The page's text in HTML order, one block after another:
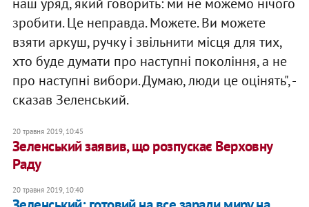
наш уряд, який говорить: ми не можемо нічого
зробити. Це неправда. Можете. Ви можете
взяти аркуш, ручку і звільнити місця для тих,
хто буде думати про наступні покоління, а не
про наступні вибори. Думаю, люди це оцінять", -
сказав Зеленський.
20 травня 2019, 10:45
Зеленський заявив, що розпускає Верховну
Раду
20 травня 2019, 10:40